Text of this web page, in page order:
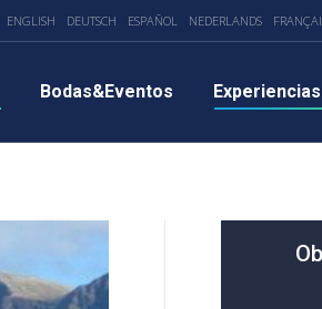
ENGLISH DEUTSCH ESPAÑOL NEDERLANDS
Bodas&Eventos Experiencias